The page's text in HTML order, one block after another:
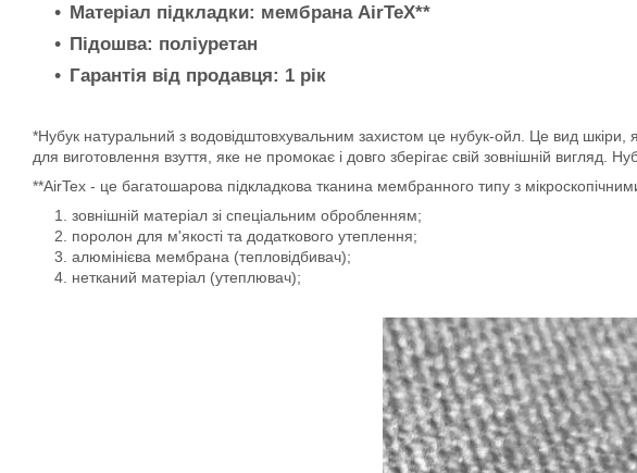
Матеріал підкладки: мембрана AirTeX**
Підошва: поліуретан
Гарантія від продавця: 1 рік
*Нубук натуральний з водовідштовхувальним захистом це нубук-ойл. Це вид
для виготовлення взуття, яке не промокає і довго зберігає свій зовнішній вигляд.
**AirTex - це багатошарова підкладкова тканина мембранного типу з
зовнішній матеріал зі спеціальним обробленням;
поролон для м'якості та додаткового утеплення;
алюмінієва мембрана (тепловідбивач);
нетканий матеріал (утеплювач);